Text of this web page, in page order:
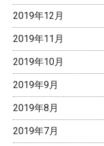
2019年12月
2019年11月
2019年10月
2019年9月
2019年8月
2019年7月